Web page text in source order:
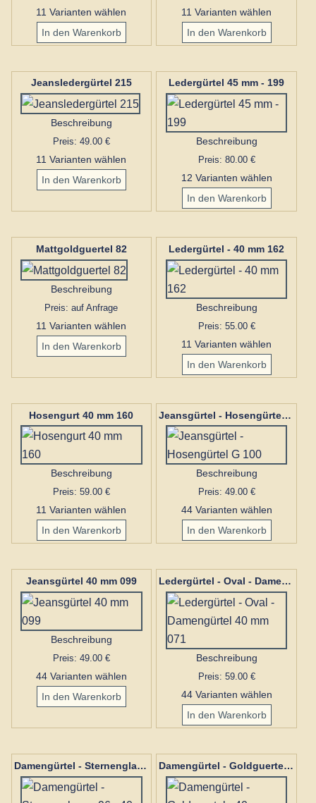
11 Varianten wählen
11 Varianten wählen
Jeansledergürtel 215
Beschreibung
Preis: 49.00 €
11 Varianten wählen
Ledergürtel 45 mm - 199
Beschreibung
Preis: 80.00 €
12 Varianten wählen
Mattgoldguertel 82
Beschreibung
Preis: auf Anfrage
11 Varianten wählen
Ledergürtel - 40 mm 162
Beschreibung
Preis: 55.00 €
11 Varianten wählen
Hosengurt 40 mm 160
Beschreibung
Preis: 59.00 €
11 Varianten wählen
Jeansgürtel - Hosengürtel G 100
Beschreibung
Preis: 49.00 €
44 Varianten wählen
Jeansgürtel 40 mm 099
Beschreibung
Preis: 49.00 €
44 Varianten wählen
Ledergürtel - Oval - Damengürtel 40 mm 071
Beschreibung
Preis: 59.00 €
44 Varianten wählen
Damengürtel - Sternenglanz - 96 - 40 mm Damengürtel - Goldguertel - 40 mm 076